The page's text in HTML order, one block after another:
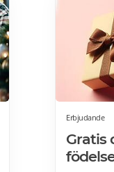
Erbjudande
Gratis